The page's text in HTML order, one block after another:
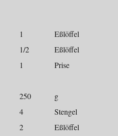
1 Eßlöffel
1/2
Eßlöffel
1
Prise
250 g
4
Stengel
2
Eßlöffel